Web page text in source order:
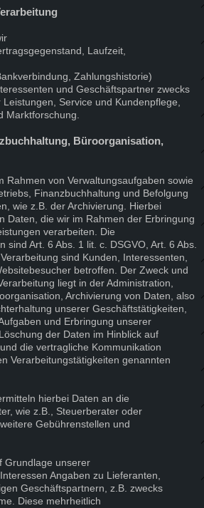
Laufzeit,
Zahlungshistorie)
und Geschäftspartner zwecks
Service und Kundenpflege,
Marktforschung.
Büroorganisation,
Rahmen von Verwaltungsaufgaben sowie
Finanzbuchhaltung und Befolgung
wie z.B. der Archivierung. Hierbei
Daten, die wir im Rahmen der Erbringung
verarbeiten. Die
sind Art. 6 Abs. 1 lit. c. DSGVO, Art. 6 Abs.
sind Kunden, Interessenten,
betroffen. Der Zweck und
liegt in der Administration,
Archivierung von Daten, also
unserer Geschäftstätigkeiten,
und Erbringung unserer
der Daten im Hinblick auf
die vertragliche Kommunikation
Verarbeitungstätigkeiten genannten
hierbei Daten an die
wie z.B., Steuerberater oder
Gebührenstellen und
Grundlage unserer
Angaben zu Lieferanten,
Geschäftspartnern, z.B. zwecks
Diese mehrheitlich